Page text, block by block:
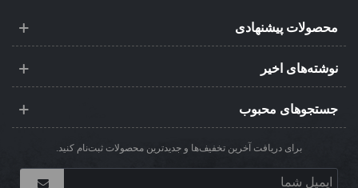
محصولات پیشنهادی
نوشته‌های اخیر
جستجوهای محبوب
برای دریافت آخرین تخفیف‌ها و جدیدترین محصولات ثبت‌نام کنید.